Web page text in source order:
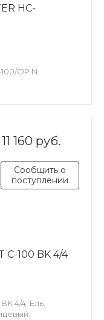
HC-
OP.N
11 160 руб.
Сообщить о
поступлении
C-100 BK 4/4
4/4. Ель,